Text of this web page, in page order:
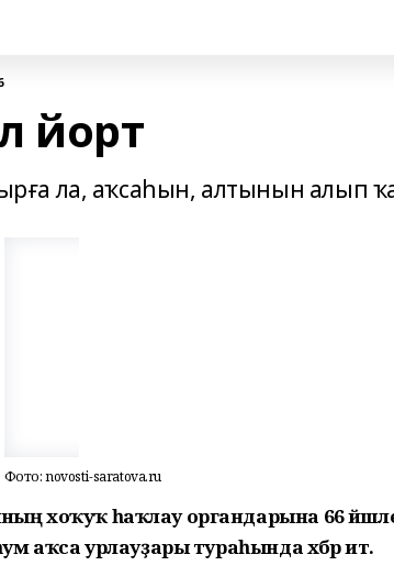
йорт
ла, аҡсаһын, алтынын алып
Фото: novosti-saratova.ru
хоҡуҡ һаҡлау органдарына 66
аҡса урлауҙары тураһында хәбәр итә.